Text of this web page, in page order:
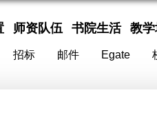
师资队伍 书院生活 教
招标 邮件 Egate